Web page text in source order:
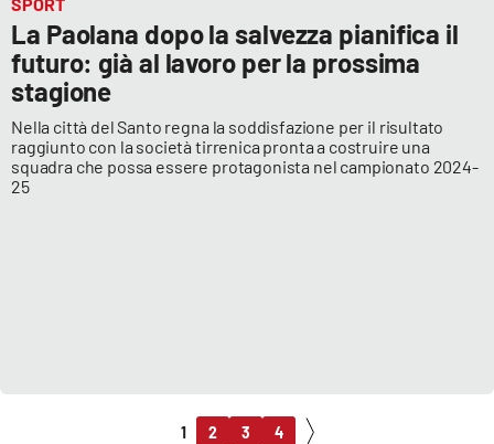
SPORT
La Paolana dopo la salvezza pianifica il
futuro: già al lavoro per la prossima
stagione
Nella città del Santo regna la soddisfazione per il risultato
raggiunto con la società tirrenica pronta a costruire una
squadra che possa essere protagonista nel campionato 2024-
25
1 2 3 4